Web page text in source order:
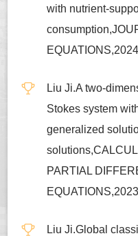
with nutrient-
Liu Ji.A two-
Stokes system
generalized
PARTIAL
Liu Ji.Global